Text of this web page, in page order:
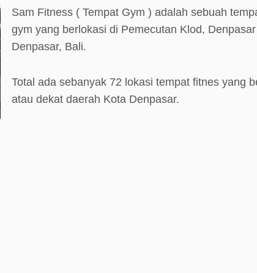
Sam Fitness ( Tempat Gym ) adalah sebuah
gym yang berlokasi di Pemecutan Klod,
Denpasar, Bali.
Total ada sebanyak 72 lokasi tempat fitnes yang
atau dekat daerah Kota Denpasar.